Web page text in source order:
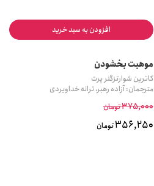
افزودن به سبد خرید
موهبت بخشودن
کاترین شوارتزگنر پرت
مترجمان: آزاده رهبر، ترانه خداویردی
375,000تومان
356,250تومان